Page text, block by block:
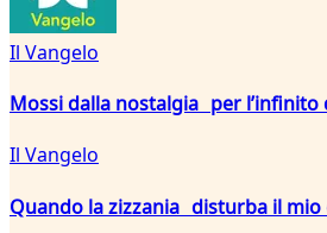
Il Vangelo
Mossi dalla nostalgia per l’infinito
Il Vangelo
Quando la zizzania disturba il mio